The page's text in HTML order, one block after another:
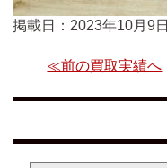
掲載日：2023年10月9日
≪前の買取実績へ